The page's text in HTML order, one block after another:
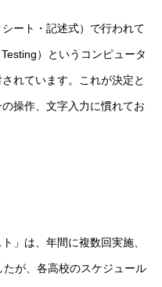
ート・記述式）で行われて
）というコンピュータ
れています。これが決定と
操作、文字入力に慣れてお
」は、年間に複数回実施、
が、各高校のスケジュール